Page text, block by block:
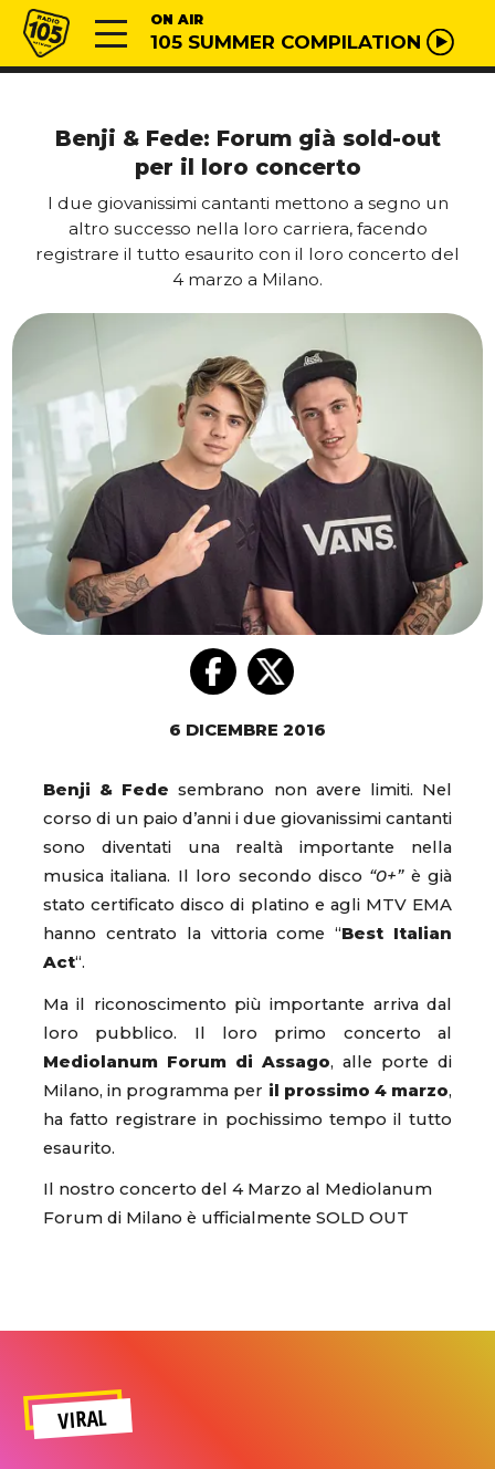
Vai al contenuto
Radio 105 ON AIR
105 SUMMER COMPILATION
Benji & Fede: Forum già sold-out
per il loro concerto
I due giovanissimi cantanti mettono a segno un
altro successo nella loro carriera, facendo
registrare il tutto esaurito con il loro concerto del
4 marzo a Milano.
6 DICEMBRE 2016
Benji & Fede sembrano non avere limiti. Nel
corso di un paio d’anni i due giovanissimi cantanti
sono diventati una realtà importante nella
musica italiana. Il loro secondo disco “0+”è già
stato certificato disco di platino e agli MTV EMA
hanno centrato la vittoria come “Best Italian
Act“.
Ma il riconoscimento più importante arriva dal
loro pubblico. Il loro primo concerto al
Mediolanum Forum di Assago, alle porte di
Milano, in programma per il prossimo 4 marzo,
ha fatto registrare in pochissimo tempo il tutto
esaurito.
Il nostro concerto del 4 Marzo al Mediolanum
Forum di Milano è ufficialmente SOLD OUT
VIRAL